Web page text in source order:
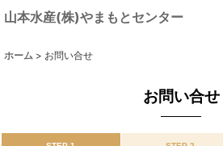
山本水産(株)やまもとセンター
ホーム > お問い合せ
お問い合せ